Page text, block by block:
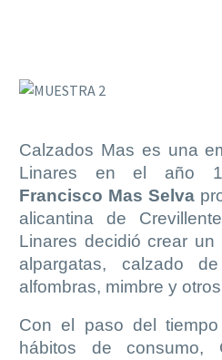
Calzados Mas es una
Linares en el año
Francisco Mas Selva
alicantina de
Linares decidió crear
alpargatas, calzado
alfombras, mimbre y
Con el paso del
hábitos de